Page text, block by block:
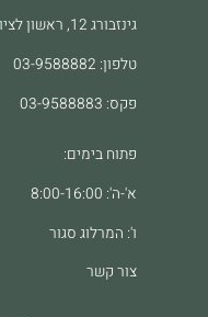
גינזבורג 12, ראשון לציון
טלפון: 03-9588882
פקס: 03-9588883
פתוח בימים:
א'-ה': 8:00-16:00
ו': המרלוג סגור
צור קשר